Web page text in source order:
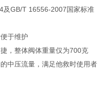
及GB/T 16556-2007国家标准
于维护
，整体阀体重量仅为700克
中压流量，满足他救时使用者